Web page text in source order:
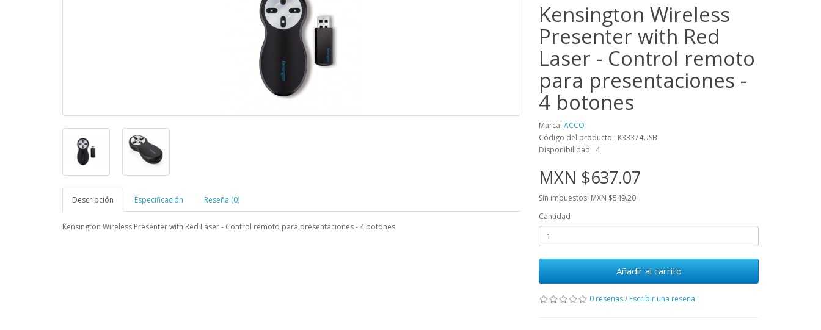
Descripción Especificación Reseña (0)
Kensington Wireless Presenter with Red Laser - Control remoto para presentaciones - 4 botones
Kensington Wireless
Presenter with Red
Laser - Control remoto
para presentaciones -
4 botones
Marca: ACCO
Código del producto: K33374USB
Disponibilidad: 4
MXN $637.07
Sin impuestos: MXN $549.20
Cantidad
Añadir al carrito
0 reseñas/ Escribir una reseña